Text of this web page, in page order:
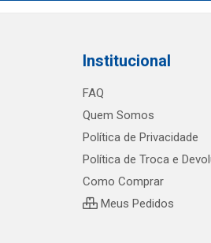
Institucional
FAQ
Quem Somos
Política de Privacidade
Política de Troca e
Como Comprar
Meus Pedidos